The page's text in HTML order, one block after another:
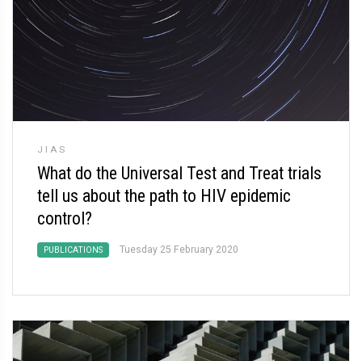
JIAS
What do the Universal Test and Treat trials
tell us about the path to HIV epidemic
control?
PUBLICATIONS Tuesday 25 February 2020